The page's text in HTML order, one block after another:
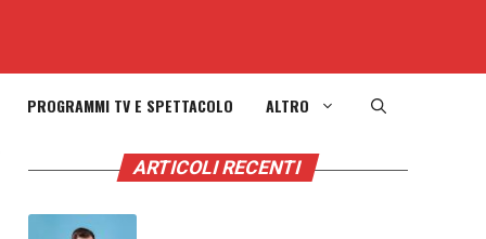
PROGRAMMI TV E SPETTACOLO ALTRO
ARTICOLI RECENTI